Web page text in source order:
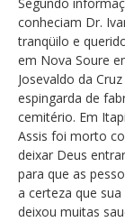
Segundo
conheciam Dr.
tranqüilo e
em Nova Soure
Josevaldo da
espingarda de
cemitério. Em
Assis foi morto
deixar Deus
para que as
a certeza que
deixou muitas